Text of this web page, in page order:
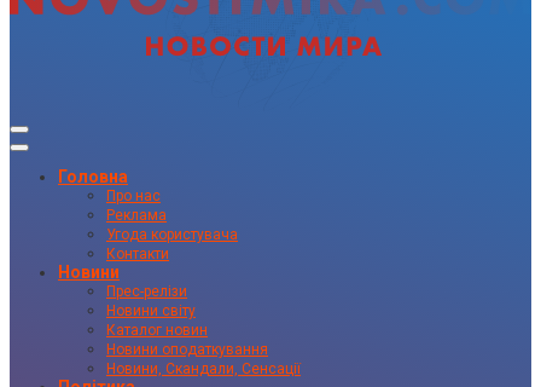
Головна
Про нас
Реклама
Угода користувача
Контакти
Новини
Прес-релізи
Новини світу
Каталог новин
Новини оподаткування
Новини, Скандали, Сенсації